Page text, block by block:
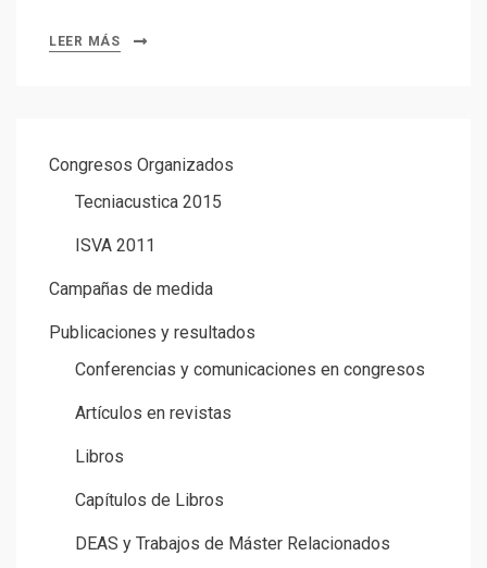
LEER MÁS
Congresos Organizados
Tecniacustica 2015
ISVA 2011
Campañas de medida
Publicaciones y resultados
Conferencias y comunicaciones en congresos
Artículos en revistas
Libros
Capítulos de Libros
DEAS y Trabajos de Máster Relacionados